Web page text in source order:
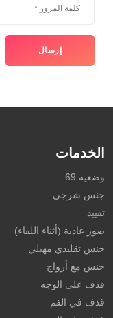
الخدمات
وضعية 69
جنس شرجي
تقييد
صور عادية (أثناء اللقاء)
جنس تقليدي مهبلي
جنس مع أزواج
قذف على الوجه
قذف في الفم